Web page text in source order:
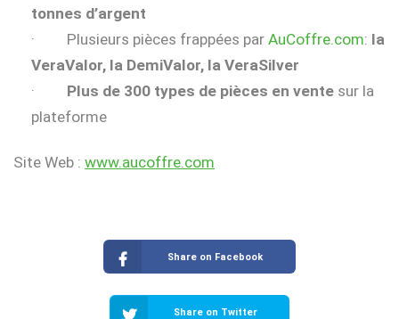
tonnes d’argent
· Plusieurs pièces frappées par AuCoffre.com: la
VeraValor, la DemiValor, la VeraSilver
· Plus de 300 types de pièces en vente sur la
plateforme
Site Web : www.aucoffre.com
Share on Facebook
Share on Twitter